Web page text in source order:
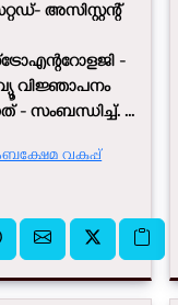
അസിസ്റ്റന്റ്
-
വിജ്ഞാപനം
- സംബന്ധിച്ച്. ...
വകുപ്പ്